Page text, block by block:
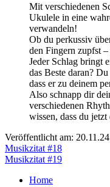
Mit verschiedenen
Ukulele in eine
verwandeln!
Ob du perkussiv
den Fingern zupfst
Jeder Schlag bringt
das Beste daran?
dass er zu deinem
Also schnapp dir
verschiedenen
wissen, dass du
Veröffentlicht am: 20.11.24
Musikzitat #18
Musikzitat #19
Home